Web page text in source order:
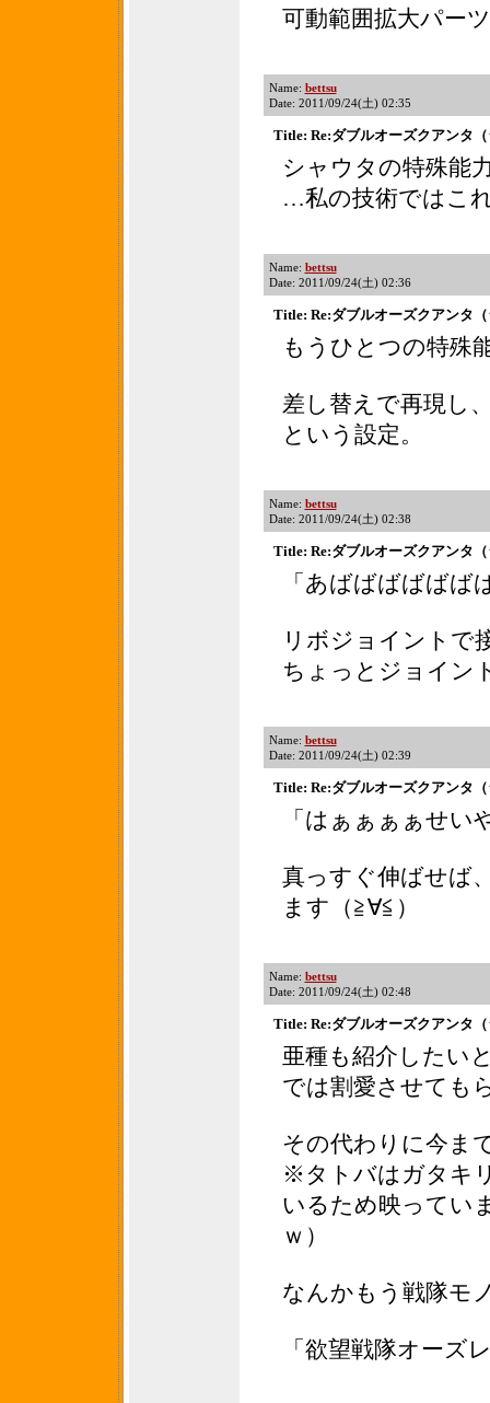
可動範囲拡大パー
Name: bettsu
Date: 2011/09/24(土) 02:35
Title: Re:ダブルオーズクアンタ
シャウタの特殊能
…私の技術ではこ
Name: bettsu
Date: 2011/09/24(土) 02:36
Title: Re:ダブルオーズクアンタ
もうひとつの特殊
差し替えで再現し
という設定。
Name: bettsu
Date: 2011/09/24(土) 02:38
Title: Re:ダブルオーズクアンタ
「あばばばばばば
リボジョイントで
ちょっとジョイン
Name: bettsu
Date: 2011/09/24(土) 02:39
Title: Re:ダブルオーズクアンタ
「はぁぁぁぁせい
真っすぐ伸ばせば
ます（≧∀≦）
Name: bettsu
Date: 2011/09/24(土) 02:48
Title: Re:ダブルオーズクアンタ
亜種も紹介したい
では割愛させても
その代わりに今ま
※タトバはガタキ
いるため映ってい
ｗ）
なんかもう戦隊モ
「欲望戦隊オーズ